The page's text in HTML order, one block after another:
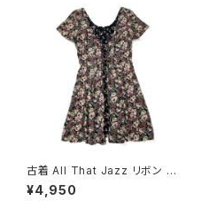
古着 All That Jazz リボン 花
柄 ミニ丈 半袖 ワンピース 黒
(oa2607076)
¥4,950